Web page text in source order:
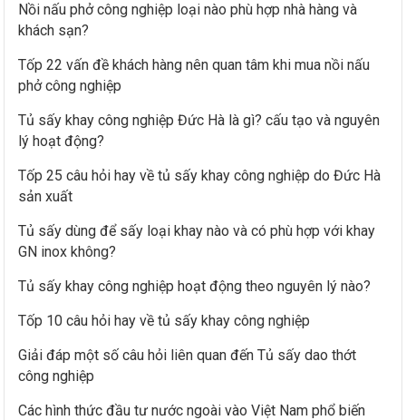
i
m
c
h
o
:
Nồi nấu phở công nghiệp loại nào phù hợp nhà hàng và
khách sạn?
Tốp 22 vấn đề khách hàng nên quan tâm khi mua nồi nấu
phở công nghiệp
Tủ sấy khay công nghiệp Đức Hà là gì? cấu tạo và nguyên
lý hoạt động?
Tốp 25 câu hỏi hay về tủ sấy khay công nghiệp do Đức Hà
sản xuất
Tủ sấy dùng để sấy loại khay nào và có phù hợp với khay
GN inox không?
Tủ sấy khay công nghiệp hoạt động theo nguyên lý nào?
Tốp 10 câu hỏi hay về tủ sấy khay công nghiệp
Giải đáp một số câu hỏi liên quan đến Tủ sấy dao thớt
công nghiệp
Các hình thức đầu tư nước ngoài vào Việt Nam phổ biến